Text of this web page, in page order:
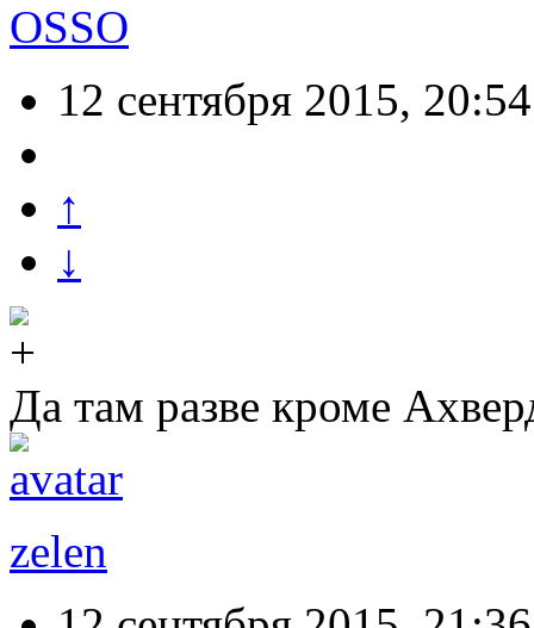
OSSO
12 сентября 2015, 20:54
↑
↓
Да там разве кроме
zelen